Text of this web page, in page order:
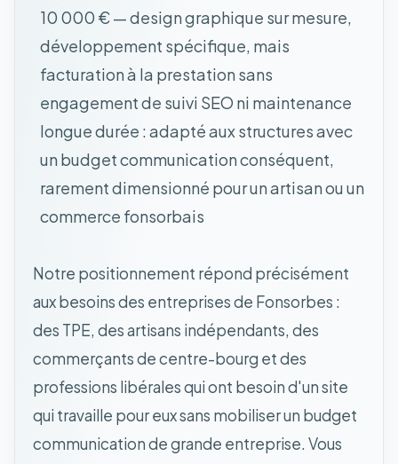
10 000 € — design graphique sur mesure,
développement spécifique, mais
facturation à la prestation sans
engagement de suivi SEO ni maintenance
longue durée : adapté aux structures avec
un budget communication conséquent,
rarement dimensionné pour un artisan ou un
commerce fonsorbais
Notre positionnement répond précisément
aux besoins des entreprises de Fonsorbes :
des TPE, des artisans indépendants, des
commerçants de centre-bourg et des
professions libérales qui ont besoin d'un site
qui travaille pour eux sans mobiliser un budget
communication de grande entreprise. Vous